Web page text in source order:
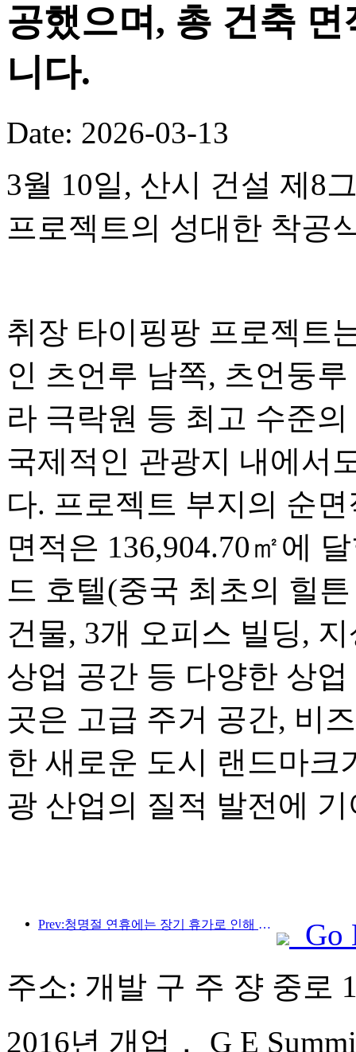
공했으며, 총 건축
니다.
Date: 2026-03-13
3월 10일, 산시 건설 제8
프로젝트의 성대한 착공
취장 타이핑팡 프로젝트
인 츠언루 남쪽, 츠언둥
라 극락원 등 최고 수준
국제적인 관광지 내에서
다. 프로젝트 부지의 순
면적은 136,904.70㎡에
드 호텔(중국 최초의 힐
건물, 3개 오피스 빌딩,
상업 공간 등 다양한 상
곳은 고급 주거 공간, 비
한 새로운 도시 랜드마크
광 산업의 질적 발전에
Prev:청명절 연휴에는 장기 휴가로 인해 여행객이 급증했으며, 나들이와 꽃 구경이 많은 도시에서 방문객 수 증가를 이끌었습니다.
Go
주소: 개발 구 주 쟝 중로
2016년 개업， G E